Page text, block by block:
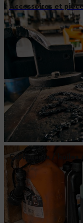
Accessoires et
Carburants / huiles